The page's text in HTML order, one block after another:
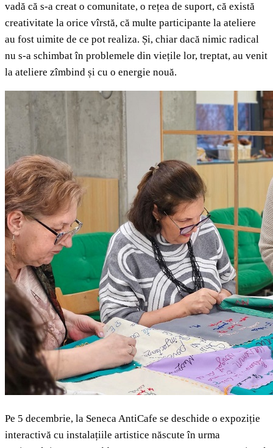
vadă că s-a creat o comunitate, o rețea de suport, că există
creativitate la orice vîrstă, că multe participante la ateliere
au fost uimite de ce pot realiza. Și, chiar dacă nimic radical
nu s-a schimbat în problemele din viețile lor, treptat, au venit
la ateliere zîmbind și cu o energie nouă.
Pe 5 decembrie, la Seneca AntiCafe se deschide o expoziție
interactivă cu instalațiile artistice născute în urma